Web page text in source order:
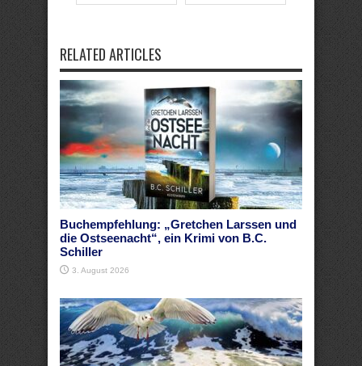
RELATED ARTICLES
Buchempfehlung: „Gretchen Larssen und
die Ostseenacht“, ein Krimi von B.C.
Schiller
3. August 2026